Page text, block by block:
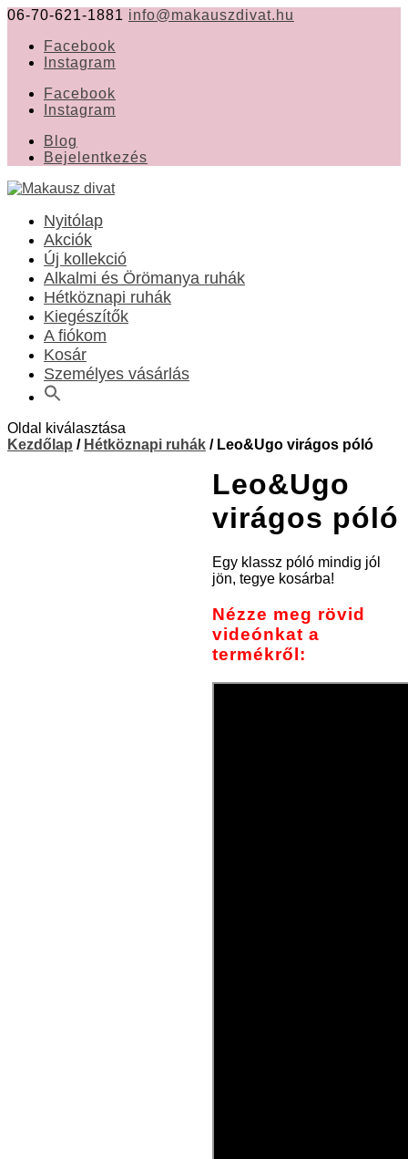
06-70-621-1881 info@makauszdivat.hu
Facebook
Instagram
Facebook
Instagram
Blog
Bejelentkezés
Nyitólap
Akciók
Új kollekció
Alkalmi és Örömanya ruhák
Hétköznapi ruhák
Kiegészítők
A fiókom
Kosár
Személyes vásárlás
Oldal kiválasztása
Kezdőlap / Hétköznapi ruhák / Leo&Ugo virágos póló
Leo&Ugo
virágos póló
Egy klassz póló mindig jól
jön, tegye kosárba!
Nézze meg rövid
videónkat a
termékről: